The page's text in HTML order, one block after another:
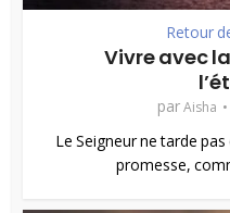
Retour
Vivre avec
parAisha
Le Seigneur ne tarde
promesse,